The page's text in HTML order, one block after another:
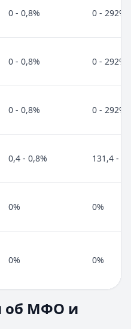
0 - 0,8% 0 - 292%
0 - 0,8% 0 - 292%
0 - 0,8% 0 - 292%
0,4 - 0,8% 131,4 -
0% 0%
0% 0%
статей: 8.
об МФО и